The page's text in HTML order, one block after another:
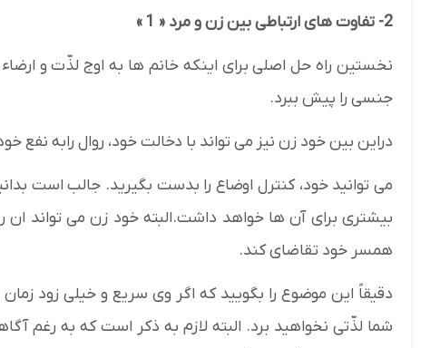
2- تفاوت های ارتباطی بین زن و مرد « 1 »
نخستین راه حل اصلی برای اینکه خانم ها به اوج لذّت و
جنسی را پیش ببرد.
دراین بین خود زن نیز می تواند با دخالت خود، روال رابه نفع
می توانید خود، کنترل اوضاع را بدست بگیرید. جالب است
بیشتری برای آن ها خواهد داشت.البته خود زن می تواند
همسر خود تقاضای کند.
دقیقاً این موضوع را بگویید که اگر وی سریع و خیلی زود زمان
شما لذّتی نخواهید برد. البته لازم به ذکر است که به رغم